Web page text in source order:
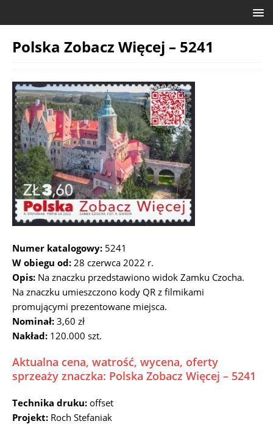
Polska Zobacz Więcej – 5241
Numer katalogowy: 5241
W obiegu od: 28 czerwca 2022 r.
Opis: Na znaczku przedstawiono widok Zamku Czocha.
Na znaczku umieszczono kody QR z filmikami
promującymi prezentowane miejsca.
Nominał: 3,60 zł
Nakład: 120.000 szt.
Aktualna cena, watrość, wycena, oferty
sprzeaży znaczka: Polska Zobacz Więcej – 5241
Technika druku: offset
Projekt: Roch Stefaniak